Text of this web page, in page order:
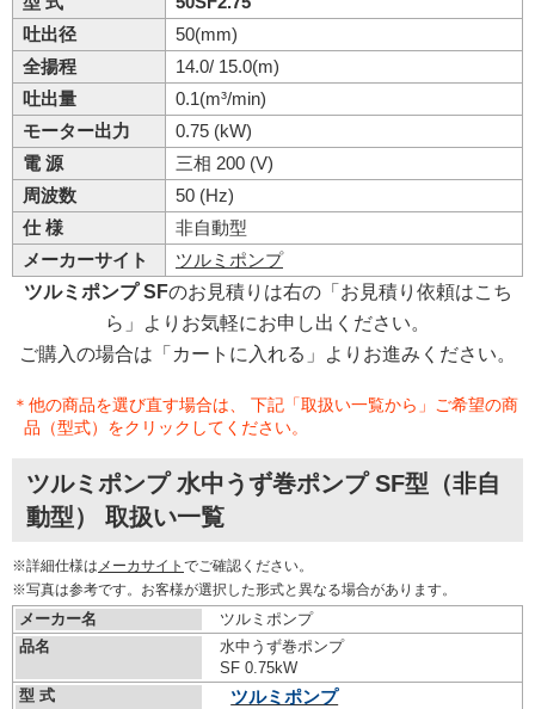
吐出径
50(mm)
全揚程
14.0/ 15.0(m)
吐出量
0.1(m³/min)
モーター出力
0.75 (kW)
電 源
三相 200 (V)
周波数
50 (Hz)
仕 様
非自動型
メーカーサイト
ツルミポンプ
ツルミポンプ SFのお見積りは右の「お見積り依頼はこち
ら」よりお気軽にお申し出ください。
ご購入の場合は「カートに入れる」よりお進みください。
＊他の商品を選び直す場合は、 下記「取扱い一覧から」ご希望の商
品（型式）をクリックしてください。
ツルミポンプ 水中うず巻ポンプ SF型（非自
動型） 取扱い一覧
※詳細仕様は メーカサイト でご確認ください。
※写真は参考です。お客様が選択した形式と異なる場合があります。
メーカー名
ツルミポンプ
品名
水中うず巻ポンプ
SF 0.75kW
型 式
ツルミポンプ